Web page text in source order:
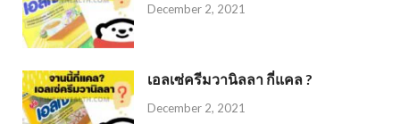
December 2, 2021
เอลเซ่ครีมวานิลลา กี่แคล ?
December 2, 2021